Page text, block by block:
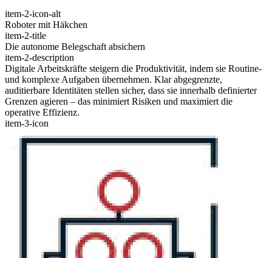
item-2-icon-alt
Roboter mit Häkchen
item-2-title
Die autonome Belegschaft absichern
item-2-description
Digitale Arbeitskräfte steigern die Produktivität, indem sie Routine-
und komplexe Aufgaben übernehmen. Klar abgegrenzte,
auditierbare Identitäten stellen sicher, dass sie innerhalb definierter
Grenzen agieren – das minimiert Risiken und maximiert die
operative Effizienz.
item-3-icon